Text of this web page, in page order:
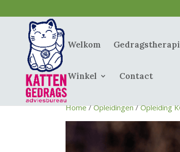
Welkom
Winkel Contact
Home/Opleidingen/Opleiding